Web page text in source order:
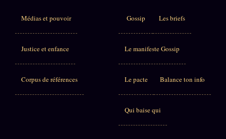
Médias et pouvoir
Justice et enfance
Corpus de références
Gossip Les briefs
Le manifeste Gossip
Le pacte Balance ton info
Qui baise qui